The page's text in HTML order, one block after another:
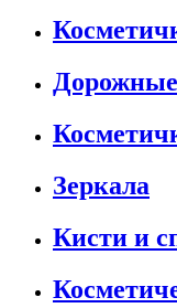
Зеркала
Кисти и